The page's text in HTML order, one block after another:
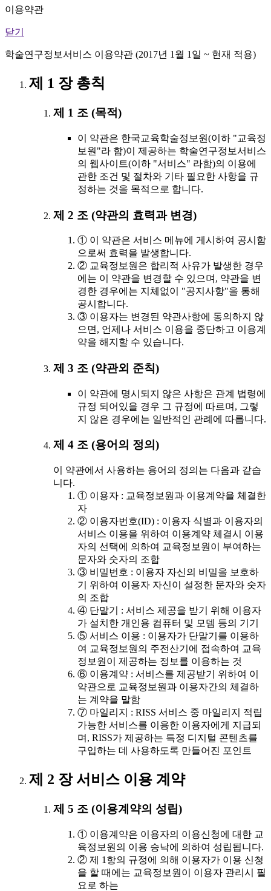
이용약관
닫기
학술연구정보서비스 이용약관 (2017년 1월 1일 ~ 현재 적용)
제 1 장 총칙
제 1 조 (목적)
이 약관은 한국교육학술정보원(이하 "교육정
보원"라 함)이 제공하는 학술연구정보서비스
의 웹사이트(이하 "서비스" 라함)의 이용에
관한 조건 및 절차와 기타 필요한 사항을 규
정하는 것을 목적으로 합니다.
제 2 조 (약관의 효력과 변경)
① 이 약관은 서비스 메뉴에 게시하여 공시함
으로써 효력을 발생합니다.
② 교육정보원은 합리적 사유가 발생한 경우
에는 이 약관을 변경할 수 있으며, 약관을 변
경한 경우에는 지체없이 "공지사항"을 통해
공시합니다.
③ 이용자는 변경된 약관사항에 동의하지 않
으면, 언제나 서비스 이용을 중단하고 이용계
약을 해지할 수 있습니다.
제 3 조 (약관외 준칙)
이 약관에 명시되지 않은 사항은 관계 법령에
규정 되어있을 경우 그 규정에 따르며, 그렇
지 않은 경우에는 일반적인 관례에 따릅니다.
제 4 조 (용어의 정의)
이 약관에서 사용하는 용어의 정의는 다음과 같습
니다.
① 이용자 : 교육정보원과 이용계약을 체결한
자
② 이용자번호(ID) : 이용자 식별과 이용자의
서비스 이용을 위하여 이용계약 체결시 이용
자의 선택에 의하여 교육정보원이 부여하는
문자와 숫자의 조합
③ 비밀번호 : 이용자 자신의 비밀을 보호하
기 위하여 이용자 자신이 설정한 문자와 숫자
의 조합
④ 단말기 : 서비스 제공을 받기 위해 이용자
가 설치한 개인용 컴퓨터 및 모뎀 등의 기기
⑤ 서비스 이용 : 이용자가 단말기를 이용하
여 교육정보원의 주전산기에 접속하여 교육
정보원이 제공하는 정보를 이용하는 것
⑥ 이용계약 : 서비스를 제공받기 위하여 이
약관으로 교육정보원과 이용자간의 체결하
는 계약을 말함
⑦ 마일리지 : RISS 서비스 중 마일리지 적립
가능한 서비스를 이용한 이용자에게 지급되
며, RISS가 제공하는 특정 디지털 콘텐츠를
구입하는 데 사용하도록 만들어진 포인트
제 2 장 서비스 이용 계약
제 5 조 (이용계약의 성립)
① 이용계약은 이용자의 이용신청에 대한 교
육정보원의 이용 승낙에 의하여 성립됩니다.
② 제 1항의 규정에 의해 이용자가 이용 신청
을 할 때에는 교육정보원이 이용자 관리시 필
요로 하는